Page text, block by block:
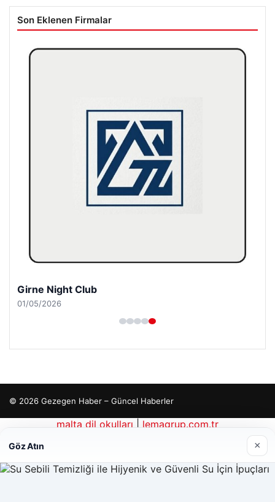
Son Eklenen Firmalar
Girne Night Club
01/05/2026
© 2026 Gezegen Haber – Güncel Haberler
Göz Atın ×
malta dil okulları
lemagrup.com.tr